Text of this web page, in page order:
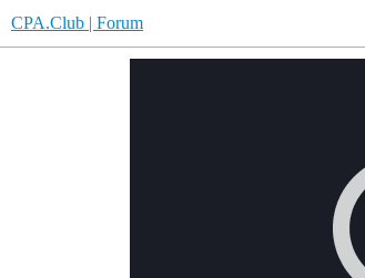
CPA.Club | Forum